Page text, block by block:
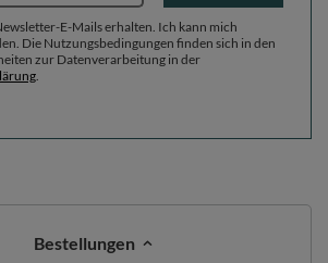
E-Mails erhalten. Ich kann mich
Die Nutzungsbedingungen finden sich in den
zur Datenverarbeitung in der
Bestellungen